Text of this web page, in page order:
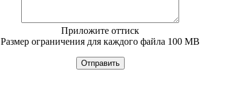
Приложите оттиск
Размер ограничения для каждого файла 100 MB
Отправить